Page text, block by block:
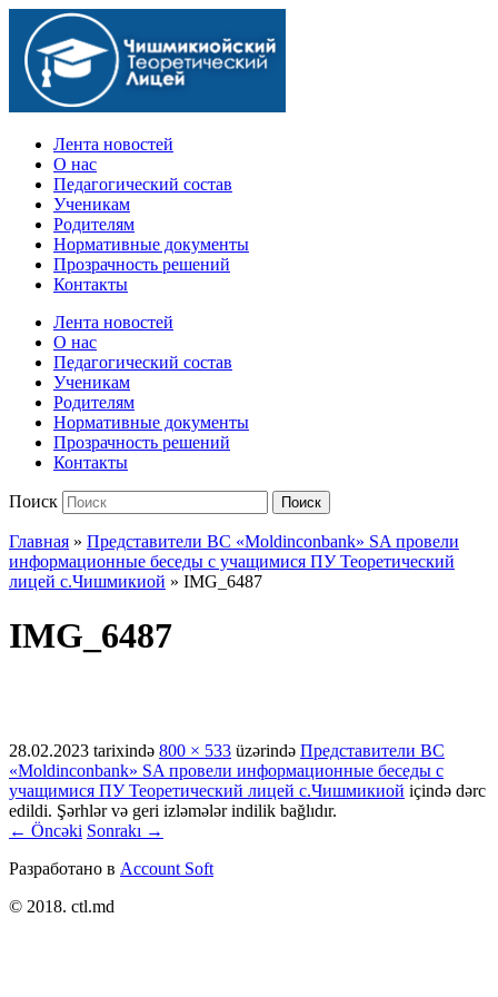
Официальный сайт учебного заведения
Лента новостей
О нас
Педагогический состав
Ученикам
Родителям
Нормативные документы
Прозрачность решений
Контакты
Лента новостей
О нас
Педагогический состав
Ученикам
Родителям
Нормативные документы
Прозрачность решений
Контакты
Поиск Поиск
Главная » Представители BC «Moldinconbank» SA провели
информационные беседы с учащимися ПУ Теоретический
лицей с.Чишмикиой » IMG_6487
IMG_6487
28.02.2023 tarixində 800 × 533 üzərində Представители BC
«Moldinconbank» SA провели информационные беседы с
учащимися ПУ Теоретический лицей с.Чишмикиой içində dərc
edildi. Şərhlər və geri izləmələr indilik bağlıdır.
← Öncəki Sonrakı →
Разработано в Account Soft
© 2018. ctl.md